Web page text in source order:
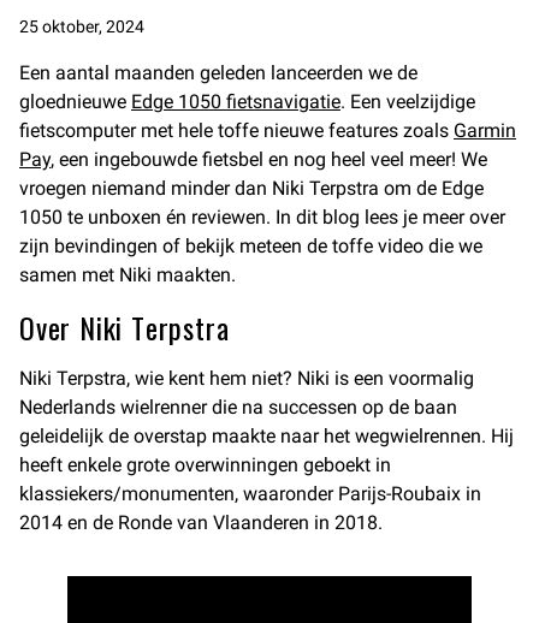
25 oktober, 2024
Een aantal maanden geleden lanceerden we de
gloednieuwe Edge 1050 fietsnavigatie. Een veelzijdige
fietscomputer met hele toffe nieuwe features zoals Garmin
Pay, een ingebouwde fietsbel en nog heel veel meer! We
vroegen niemand minder dan Niki Terpstra om de Edge
1050 te unboxen én reviewen. In dit blog lees je meer over
zijn bevindingen of bekijk meteen de toffe video die we
samen met Niki maakten.
Over Niki Terpstra
Niki Terpstra, wie kent hem niet? Niki is een voormalig
Nederlands wielrenner die na successen op de baan
geleidelijk de overstap maakte naar het wegwielrennen. Hij
heeft enkele grote overwinningen geboekt in
klassiekers/monumenten, waaronder Parijs-Roubaix in
2014 en de Ronde van Vlaanderen in 2018.